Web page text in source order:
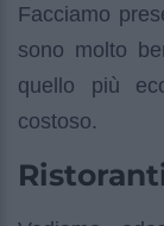
Facciamo
sono molto
quello più
costoso.